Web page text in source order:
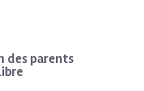
des parents